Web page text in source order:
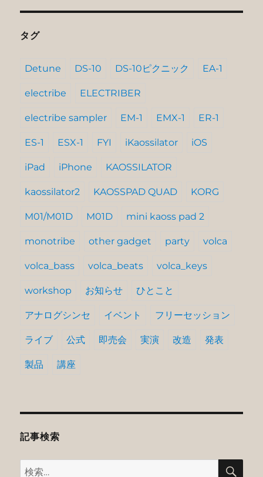
タグ
Detune DS-10 DS-10ピクニック EA-1
electribe ELECTRIBER
electribe sampler EM-1 EMX-1 ER-1
ES-1 ESX-1 FYI iKaossilator iOS
iPad iPhone KAOSSILATOR
kaossilator2 KAOSSPAD QUAD KORG
M01/M01D M01D mini kaoss pad 2
monotribe other gadget party volca
volca_bass volca_beats volca_keys
workshop お知らせ ひとこと
アナログシンセ イベント フリーセッション
ライブ 公式 即売会 実演 改造 発表
製品 講座
記事検索
検
検